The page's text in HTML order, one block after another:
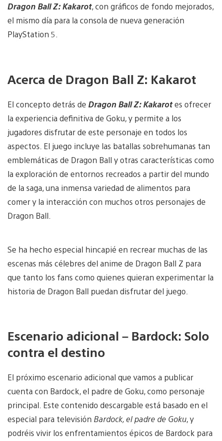
Dragon Ball Z: Kakarot, con gráficos de fondo mejorados,
el mismo día para la consola de nueva generación
PlayStation 5.
Acerca de Dragon Ball Z: Kakarot
El concepto detrás de Dragon Ball Z: Kakarotes ofrecer
la experiencia definitiva de Goku, y permite a los
jugadores disfrutar de este personaje en todos los
aspectos. El juego incluye las batallas sobrehumanas tan
emblemáticas de Dragon Ball y otras características como
la exploración de entornos recreados a partir del mundo
de la saga, una inmensa variedad de alimentos para
comer y la interacción con muchos otros personajes de
Dragon Ball.
Se ha hecho especial hincapié en recrear muchas de las
escenas más célebres del anime de Dragon Ball Z para
que tanto los fans como quienes quieran experimentar la
historia de Dragon Ball puedan disfrutar del juego.
Escenario adicional – Bardock: Solo
contra el destino
El próximo escenario adicional que vamos a publicar
cuenta con Bardock, el padre de Goku, como personaje
principal. Este contenido descargable está basado en el
especial para televisión Bardock, el padre de Goku, y
podréis vivir los enfrentamientos épicos de Bardock para